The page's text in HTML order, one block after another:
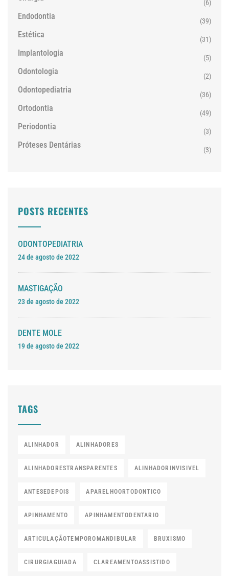
(6)
Endodontia (39)
Estética (31)
Implantologia (5)
Odontologia (2)
Odontopediatria (36)
Ortodontia (49)
Periodontia (3)
Próteses Dentárias (3)
POSTS RECENTES
ODONTOPEDIATRIA
24 de agosto de 2022
MASTIGAÇÃO
23 de agosto de 2022
DENTE MOLE
19 de agosto de 2022
TAGS
ALINHADOR ALINHADORES
ALINHADORESTRANSPARENTES ALINHADORINVISIVEL
ANTESEDEPOIS APARELHOORTODONTICO
APINHAMENTO APINHAMENTODENTARIO
ARTICULAÇÃOTEMPOROMANDIBULAR BRUXISMO
CIRURGIAGUIADA CLAREAMENTOASSISTIDO